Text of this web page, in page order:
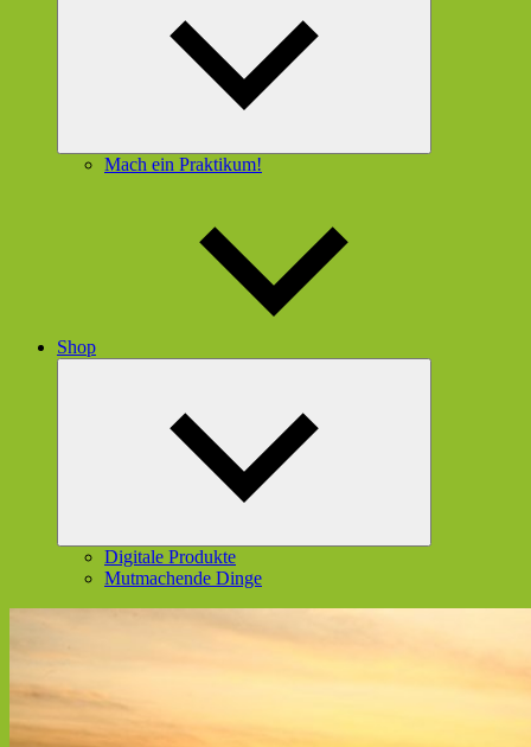
Mach ein Praktikum!
Shop
Digitale Produkte
Mutmachende Dinge